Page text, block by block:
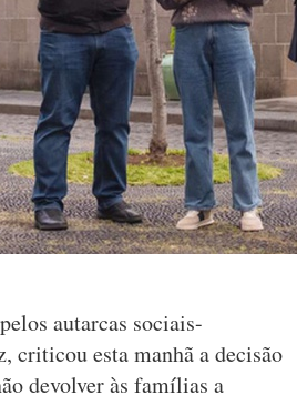
autarcas sociais-
criticou esta manhã a decisão
devolver às famílias a